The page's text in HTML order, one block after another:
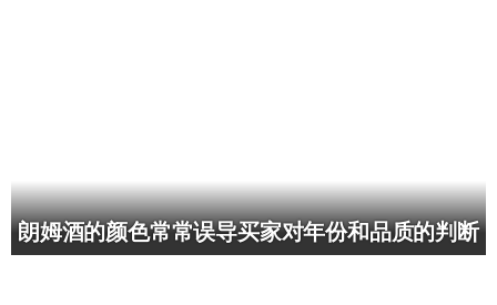
朗姆酒的颜色常常误导买家对年份和品质的判断